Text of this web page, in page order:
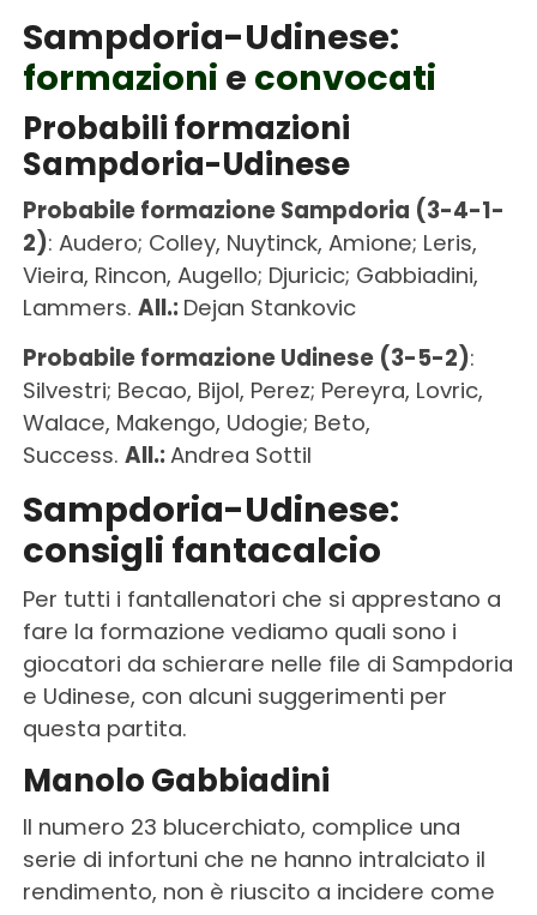
Sampdoria-Udinese:
formazioni e convocati
Probabili formazioni
Sampdoria-Udinese
Probabile formazione Sampdoria (3-4-1-
2): Audero; Colley, Nuytinck, Amione; Leris,
Vieira, Rincon, Augello; Djuricic; Gabbiadini,
Lammers. All.: Dejan Stankovic
Probabile formazione Udinese (3-5-2):
Silvestri; Becao, Bijol, Perez; Pereyra, Lovric,
Walace, Makengo, Udogie; Beto,
Success. All.:Andrea Sottil
Sampdoria-Udinese:
consigli fantacalcio
Per tutti i fantallenatori che si apprestano a
fare la formazione vediamo quali sono i
giocatori da schierare nelle file di Sampdoria
e Udinese, con alcuni suggerimenti per
questa partita.
Manolo Gabbiadini
Il numero 23 blucerchiato, complice una
serie di infortuni che ne hanno intralciato il
rendimento, non è riuscito a incidere come